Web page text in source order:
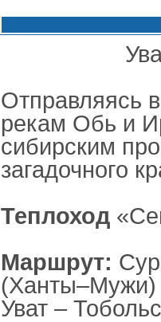
Отправляясь
рекам Обь и
сибирским
загадочного
Теплоход
Маршрут:
(Ханты–Мужи)
Уват –